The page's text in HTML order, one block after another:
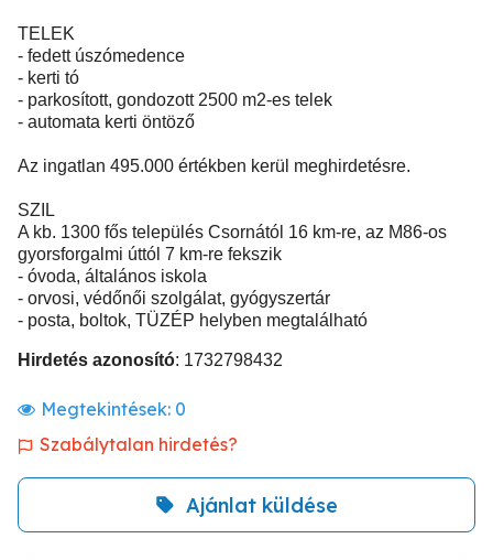
TELEK
- fedett úszómedence
- kerti tó
- parkosított, gondozott 2500 m2-es telek
- automata kerti öntöző
Az ingatlan 495.000 értékben kerül meghirdetésre.
SZIL
A kb. 1300 fős település Csornától 16 km-re, az M86-os
gyorsforgalmi úttól 7 km-re fekszik
- óvoda, általános iskola
- orvosi, védőnői szolgálat, gyógyszertár
- posta, boltok, TÜZÉP helyben megtalálható
Hirdetés azonosító: 1732798432
Megtekintések: 0
Szabálytalan hirdetés?
Ajánlat küldése